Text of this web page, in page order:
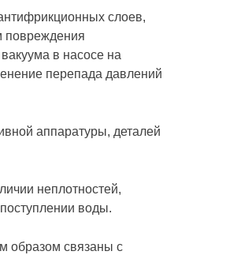
слоев,
повреждения
в насосе на
перепада давлений
аппаратуры, деталей
неплотностей,
воды.
образом связаны с